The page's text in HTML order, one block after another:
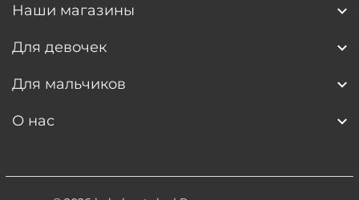
Наши магазины
Для девочек
Для мальчиков
О нас